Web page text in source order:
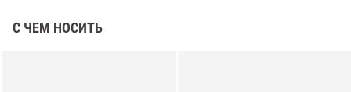
С ЧЕМ НОСИТЬ